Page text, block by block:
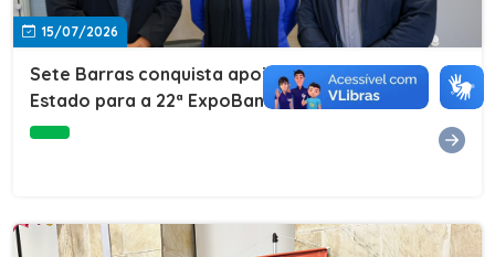
15/07/2026
Sete Barras conquista apoio do Governo do
Estado para a 22ª ExpoBanana